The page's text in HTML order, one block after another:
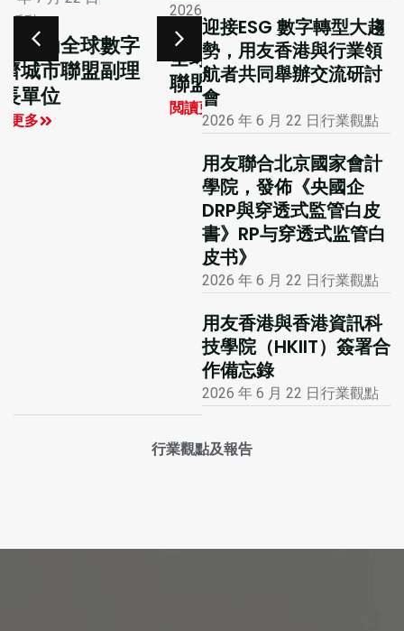
行業觀點及報告
2026 年 7 月 16 日
行業觀點
全球數字經濟城市
聯盟學員探訪用友
閲讀更多
市場活動
大公報專版報道用
友聯合主辦的國際
財務及會計數智化
創新峰會
閲讀更多
迎接ESG 數字轉型大趨
勢，用友香港與行業領
航者共同舉辦交流研討
會
2026 年 6 月 22 日 行業觀點
用友聯合北京國家會計
學院，發佈《央國企
DRP與穿透式監管白皮
書》RP与穿透式监管白
皮书》
2026 年 6 月 22 日 行業觀點
用友香港與香港資訊科
技學院（HKIIT）簽署合
作備忘錄
2026 年 6 月 22 日 行業觀點